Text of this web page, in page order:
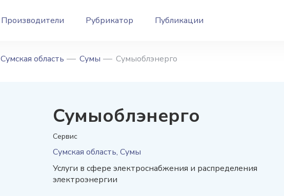
Производители Рубрикатор Публикации
Сумская область Сумы Сумыоблэнерго
Сумыоблэнерго
Сервис
Сумская область, Сумы
Услуги в сфере электроснабжения и распределения
электроэнергии